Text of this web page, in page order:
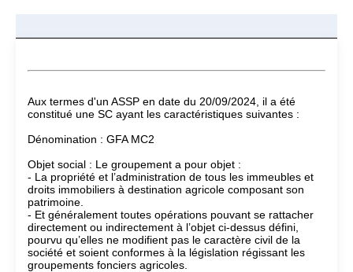
Aux termes d'un ASSP en date du 20/09/2024, il a été
constitué une SC ayant les caractéristiques suivantes :
Dénomination : GFA MC2
Objet social : Le groupement a pour objet :
- La propriété et l’administration de tous les immeubles et
droits immobiliers à destination agricole composant son
patrimoine.
- Et généralement toutes opérations pouvant se rattacher
directement ou indirectement à l’objet ci-dessus défini,
pourvu qu’elles ne modifient pas le caractère civil de la
société et soient conformes à la législation régissant les
groupements fonciers agricoles.